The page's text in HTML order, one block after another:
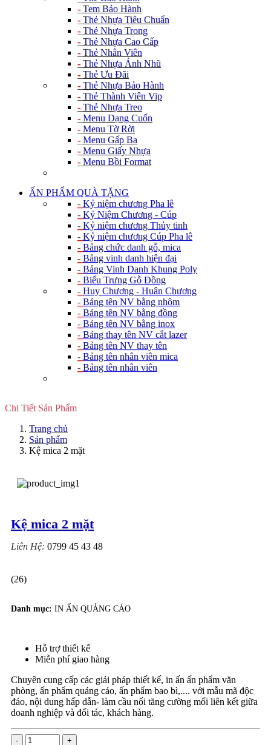
- Tem Bảo Hành
- Thẻ Nhựa Tiêu Chuẩn
- Thẻ Nhựa Trong
- Thẻ Nhựa Cao Cấp
- Thẻ Nhân Viên
- Thẻ Nhựa Ánh Nhũ
- Thẻ Ưu Đãi
- Thẻ Nhựa Bảo Hành
- Thẻ Thành Viên Vip
- Thẻ Nhựa Treo
- Menu Dạng Cuốn
- Menu Tờ Rời
- Menu Gấp Ba
- Menu Giấy Nhựa
- Menu Bồi Format
ẤN PHẨM QUÀ TẶNG
- Kỷ niệm chương Pha lê
- Kỷ Niệm Chương - Cúp
- Kỷ niệm chương Thủy tinh
- Kỷ niệm chương Cúp Pha lê
- Bảng chức danh gỗ, mica
- Bảng vinh danh hiện đại
- Bảng Vinh Danh Khung Poly
- Biểu Trưng Gỗ Đồng
- Huy Chương - Huân Chương
- Bảng tên NV bằng nhôm
- Bảng tên NV bằng đồng
- Bảng tên NV bằng inox
- Bảng thay tên NV cắt lazer
- Bảng tên NV thay tên
- Bảng tên nhân viên mica
- Bảng tên nhân viên
Chi Tiết Sản Phẩm
Trang chủ
Sản phẩm
Kệ mica 2 mặt
Kệ mica 2 mặt
Liên Hệ: 0799 45 43 48
(26)
Danh mục: IN ẤN QUẢNG CÁO
Hỗ trợ thiết kế
Miễn phí giao hàng
Chuyên cung cấp các giải pháp thiết kế, in ấn ấn phẩm văn
phòng, ấn phẩm quảng cáo, ấn phẩm bao bì,.... với mẫu mã độc
đáo, nội dung hấp dẫn- làm cầu nối tăng cường mối liên kết giữa
doanh nghiệp và đối tác, khách hàng.